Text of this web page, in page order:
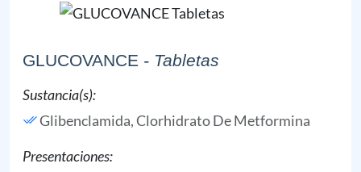
GLUCOVANCE - Tabletas
Sustancia(s):
Glibenclamida,Clorhidrato De Metformina
Presentaciones: